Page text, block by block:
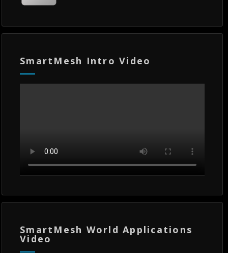
SmartMesh Intro Video
SmartMesh World Applications
Video